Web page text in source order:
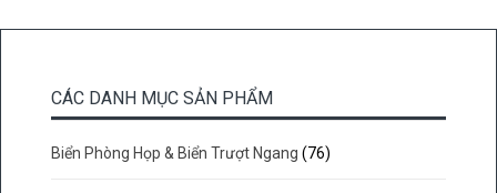
CÁC DANH MỤC SẢN PHẨM
Biển Phòng Họp & Biển Trượt Ngang (76)